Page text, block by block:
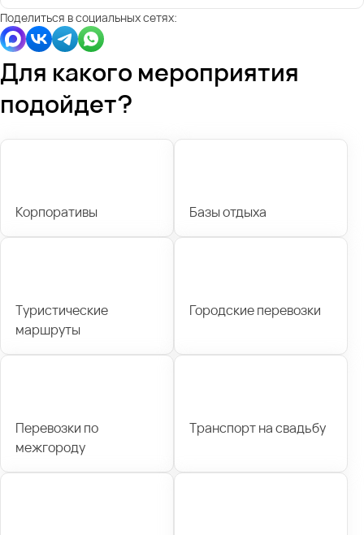
Поделиться в социальных сетях:
Для какого мероприятия
подойдет?
Корпоративы Базы отдыха
Туристические
маршруты
Городские перевозки
Перевозки по
межгороду
Транспорт на свадьбу